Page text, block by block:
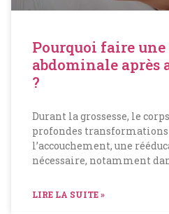
Pourquoi faire
abdominale après
?
Durant la grossesse, le
profondes transformations
l’accouchement, une
nécessaire, notamment
LIRE LA SUITE »